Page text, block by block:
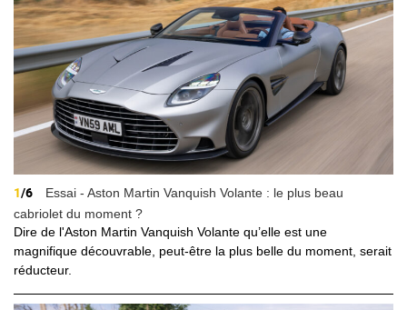
1/6
Essai - Aston Martin Vanquish Volante : le plus beau
cabriolet du moment ?
Dire de l'Aston Martin Vanquish Volante qu’elle est une
magnifique découvrable, peut-être la plus belle du moment, serait
réducteur.